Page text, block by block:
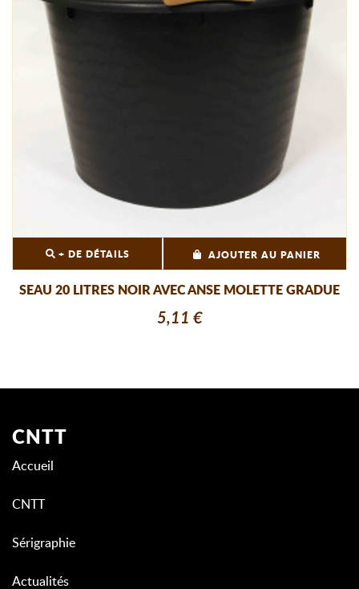
+ DE DÉTAILS AJOUTER AU PANIER
SEAU 20 LITRES NOIR AVEC ANSE MOLETTE GRADUE
5,11 €
CNTT
Accueil
CNTT
Sérigraphie
Actualités